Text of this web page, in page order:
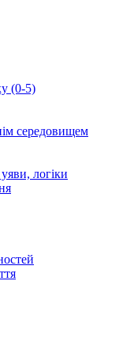
(0-5)
середовищем
логіки